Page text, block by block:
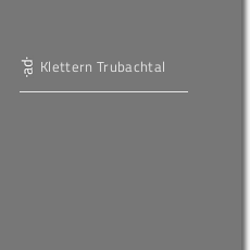
Klettern Trubachtal